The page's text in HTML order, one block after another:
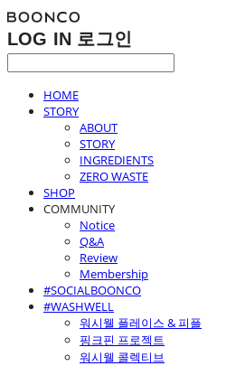
LOG IN 로그인
HOME
STORY
ABOUT
STORY
INGREDIENTS
ZERO WASTE
SHOP
COMMUNITY
Notice
Q&A
Review
Membership
#SOCIALBOONCO
#WASHWELL
워시웰 플레이스 & 피플
핑크핀 프로젝트
워시웰 콜렉티브